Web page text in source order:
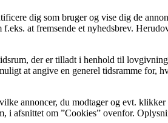
dig som bruger og vise dig de
f.eks. at fremsende et nyhedsbrev.
der er tilladt i henhold til
at angive en generel tidsramme for,
annoncer, du modtager og evt.
i afsnittet om ”Cookies” ovenfor.